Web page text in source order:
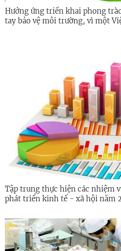
Hưởng ứng triển khai phong
tay bảo vệ môi trường, vì một
Tập trung thực hiện các nhiệm
phát triển kinh tế - xã hội năm